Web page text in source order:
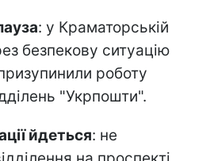
: у Краматорській
безпекову ситуацію
роботу
"Укрпошти".
йдеться: не